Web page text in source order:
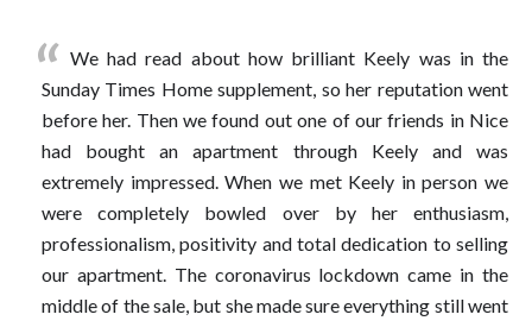
We had read about how brilliant Keely was in the
Sunday Times Home supplement, so her reputation went
before her. Then we found out one of our friends in Nice
had bought an apartment through Keely and was
extremely impressed. When we met Keely in person we
were completely bowled over by her enthusiasm,
professionalism, positivity and total dedication to selling
our apartment. The coronavirus lockdown came in the
middle of the sale, but she made sure everything still went